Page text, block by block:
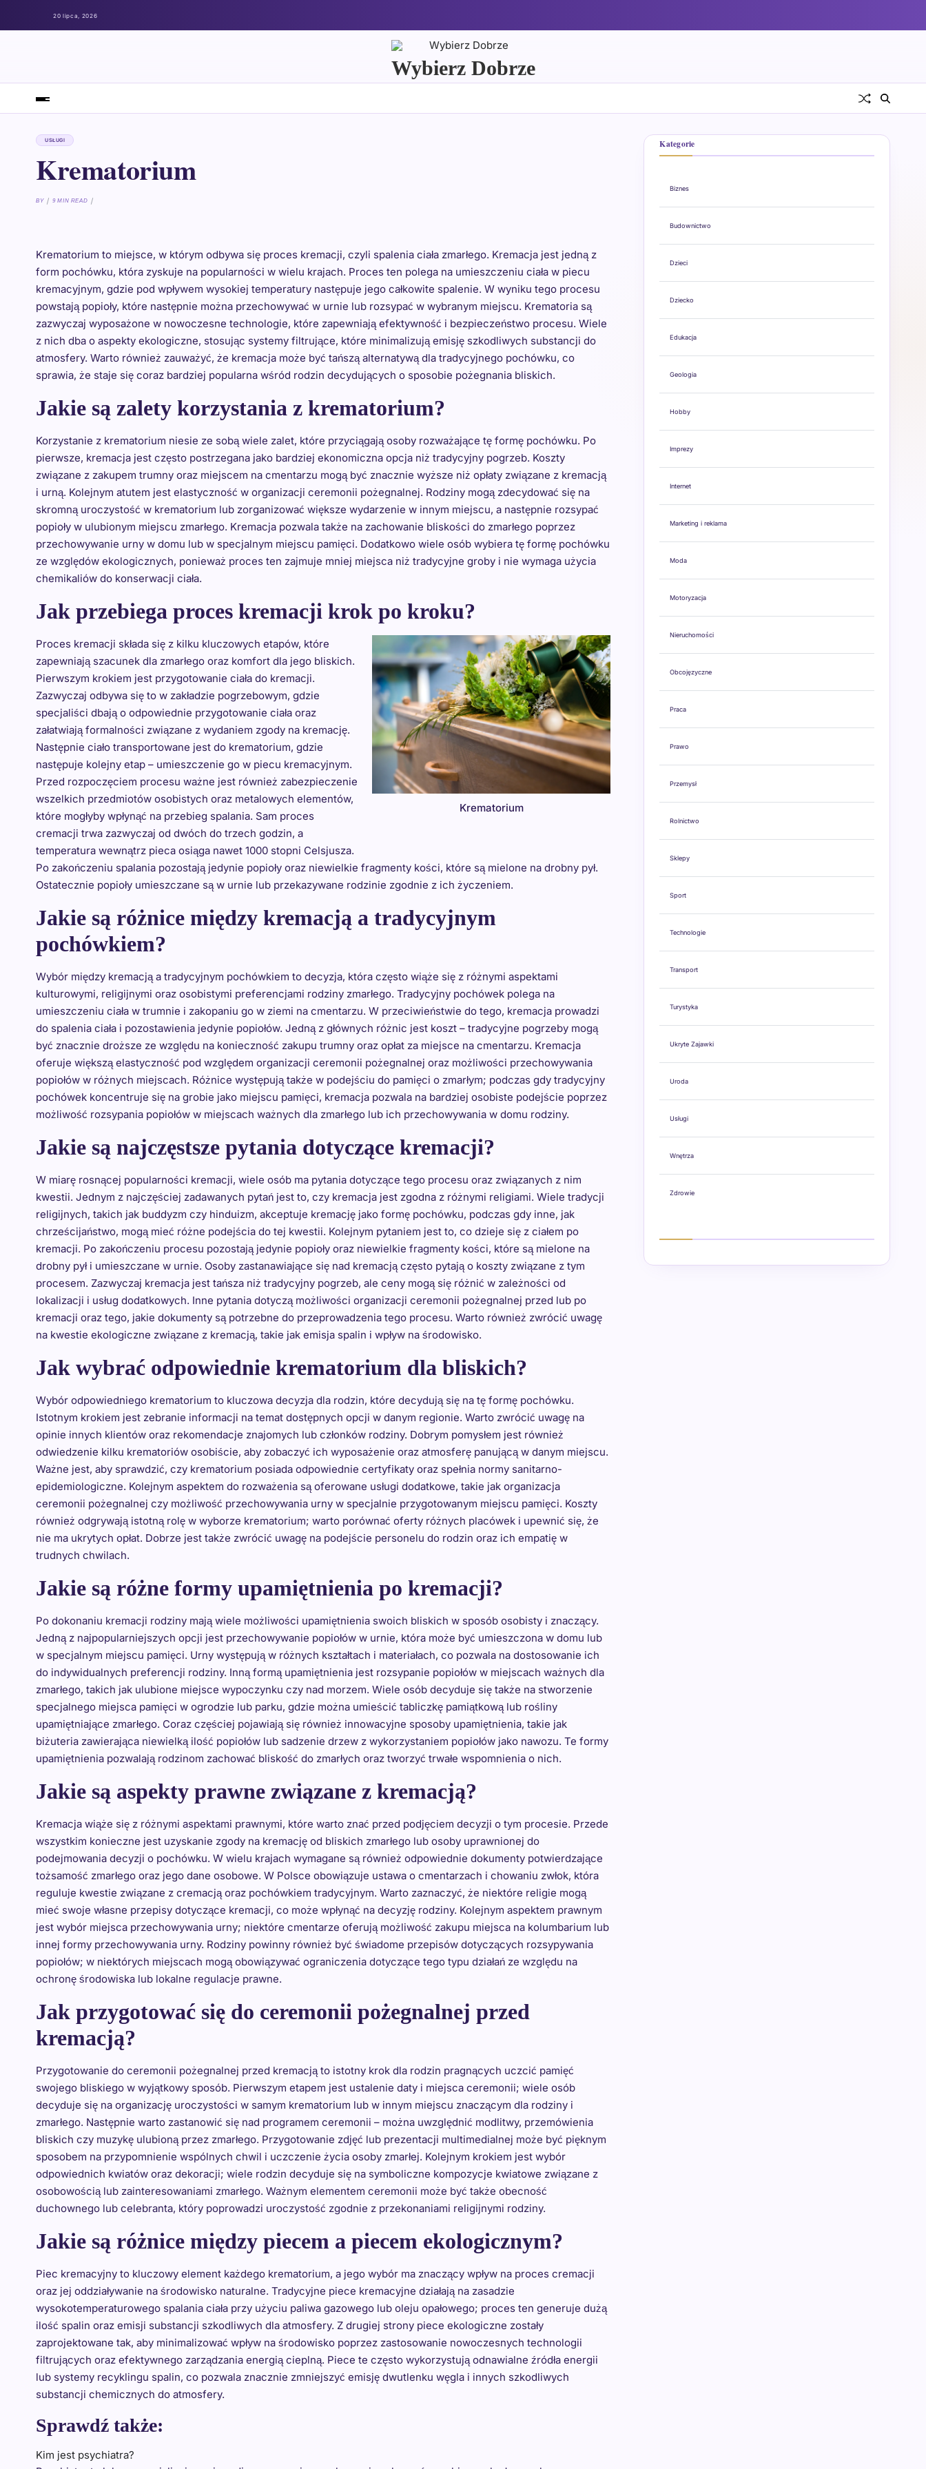
20 lipca, 2026
Wybierz Dobrze
USŁUGI
Krematorium
BY 9 MIN READ
Krematorium to miejsce, w którym odbywa się proces kremacji, czyli spalenia ciała zmarłego. Kremacja jest jedną z
form pochówku, która zyskuje na popularności w wielu krajach. Proces ten polega na umieszczeniu ciała w piecu
kremacyjnym, gdzie pod wpływem wysokiej temperatury następuje jego całkowite spalenie. W wyniku tego procesu
powstają popioły, które następnie można przechowywać w urnie lub rozsypać w wybranym miejscu. Krematoria są
zazwyczaj wyposażone w nowoczesne technologie, które zapewniają efektywność i bezpieczeństwo procesu. Wiele
z nich dba o aspekty ekologiczne, stosując systemy filtrujące, które minimalizują emisję szkodliwych substancji do
atmosfery. Warto również zauważyć, że kremacja może być tańszą alternatywą dla tradycyjnego pochówku, co
sprawia, że staje się coraz bardziej popularna wśród rodzin decydujących o sposobie pożegnania bliskich.
Jakie są zalety korzystania z krematorium?
Korzystanie z krematorium niesie ze sobą wiele zalet, które przyciągają osoby rozważające tę formę pochówku. Po
pierwsze, kremacja jest często postrzegana jako bardziej ekonomiczna opcja niż tradycyjny pogrzeb. Koszty
związane z zakupem trumny oraz miejscem na cmentarzu mogą być znacznie wyższe niż opłaty związane z kremacją
i urną. Kolejnym atutem jest elastyczność w organizacji ceremonii pożegnalnej. Rodziny mogą zdecydować się na
skromną uroczystość w krematorium lub zorganizować większe wydarzenie w innym miejscu, a następnie rozsypać
popioły w ulubionym miejscu zmarłego. Kremacja pozwala także na zachowanie bliskości do zmarłego poprzez
przechowywanie urny w domu lub w specjalnym miejscu pamięci. Dodatkowo wiele osób wybiera tę formę pochówku
ze względów ekologicznych, ponieważ proces ten zajmuje mniej miejsca niż tradycyjne groby i nie wymaga użycia
chemikaliów do konserwacji ciała.
Jak przebiega proces kremacji krok po kroku?
Krematorium
Proces kremacji składa się z kilku kluczowych etapów, które
zapewniają szacunek dla zmarłego oraz komfort dla jego bliskich.
Pierwszym krokiem jest przygotowanie ciała do kremacji.
Zazwyczaj odbywa się to w zakładzie pogrzebowym, gdzie
specjaliści dbają o odpowiednie przygotowanie ciała oraz
załatwiają formalności związane z wydaniem zgody na kremację.
Następnie ciało transportowane jest do krematorium, gdzie
następuje kolejny etap – umieszczenie go w piecu kremacyjnym.
Przed rozpoczęciem procesu ważne jest również zabezpieczenie
wszelkich przedmiotów osobistych oraz metalowych elementów,
które mogłyby wpłynąć na przebieg spalania. Sam proces
cremacji trwa zazwyczaj od dwóch do trzech godzin, a
temperatura wewnątrz pieca osiąga nawet 1000 stopni Celsjusza.
Po zakończeniu spalania pozostają jedynie popioły oraz niewielkie fragmenty kości, które są mielone na drobny pył.
Ostatecznie popioły umieszczane są w urnie lub przekazywane rodzinie zgodnie z ich życzeniem.
Jakie są różnice między kremacją a tradycyjnym
pochówkiem?
Wybór między kremacją a tradycyjnym pochówkiem to decyzja, która często wiąże się z różnymi aspektami
kulturowymi, religijnymi oraz osobistymi preferencjami rodziny zmarłego. Tradycyjny pochówek polega na
umieszczeniu ciała w trumnie i zakopaniu go w ziemi na cmentarzu. W przeciwieństwie do tego, kremacja prowadzi
do spalenia ciała i pozostawienia jedynie popiołów. Jedną z głównych różnic jest koszt – tradycyjne pogrzeby mogą
być znacznie droższe ze względu na konieczność zakupu trumny oraz opłat za miejsce na cmentarzu. Kremacja
oferuje większą elastyczność pod względem organizacji ceremonii pożegnalnej oraz możliwości przechowywania
popiołów w różnych miejscach. Różnice występują także w podejściu do pamięci o zmarłym; podczas gdy tradycyjny
pochówek koncentruje się na grobie jako miejscu pamięci, kremacja pozwala na bardziej osobiste podejście poprzez
możliwość rozsypania popiołów w miejscach ważnych dla zmarłego lub ich przechowywania w domu rodziny.
Jakie są najczęstsze pytania dotyczące kremacji?
W miarę rosnącej popularności kremacji, wiele osób ma pytania dotyczące tego procesu oraz związanych z nim
kwestii. Jednym z najczęściej zadawanych pytań jest to, czy kremacja jest zgodna z różnymi religiami. Wiele tradycji
religijnych, takich jak buddyzm czy hinduizm, akceptuje kremację jako formę pochówku, podczas gdy inne, jak
chrześcijaństwo, mogą mieć różne podejścia do tej kwestii. Kolejnym pytaniem jest to, co dzieje się z ciałem po
kremacji. Po zakończeniu procesu pozostają jedynie popioły oraz niewielkie fragmenty kości, które są mielone na
drobny pył i umieszczane w urnie. Osoby zastanawiające się nad kremacją często pytają o koszty związane z tym
procesem. Zazwyczaj kremacja jest tańsza niż tradycyjny pogrzeb, ale ceny mogą się różnić w zależności od
lokalizacji i usług dodatkowych. Inne pytania dotyczą możliwości organizacji ceremonii pożegnalnej przed lub po
kremacji oraz tego, jakie dokumenty są potrzebne do przeprowadzenia tego procesu. Warto również zwrócić uwagę
na kwestie ekologiczne związane z kremacją, takie jak emisja spalin i wpływ na środowisko.
Jak wybrać odpowiednie krematorium dla bliskich?
Wybór odpowiedniego krematorium to kluczowa decyzja dla rodzin, które decydują się na tę formę pochówku.
Istotnym krokiem jest zebranie informacji na temat dostępnych opcji w danym regionie. Warto zwrócić uwagę na
opinie innych klientów oraz rekomendacje znajomych lub członków rodziny. Dobrym pomysłem jest również
odwiedzenie kilku krematoriów osobiście, aby zobaczyć ich wyposażenie oraz atmosferę panującą w danym miejscu.
Ważne jest, aby sprawdzić, czy krematorium posiada odpowiednie certyfikaty oraz spełnia normy sanitarno-
epidemiologiczne. Kolejnym aspektem do rozważenia są oferowane usługi dodatkowe, takie jak organizacja
ceremonii pożegnalnej czy możliwość przechowywania urny w specjalnie przygotowanym miejscu pamięci. Koszty
również odgrywają istotną rolę w wyborze krematorium; warto porównać oferty różnych placówek i upewnić się, że
nie ma ukrytych opłat. Dobrze jest także zwrócić uwagę na podejście personelu do rodzin oraz ich empatię w
trudnych chwilach.
Jakie są różne formy upamiętnienia po kremacji?
Po dokonaniu kremacji rodziny mają wiele możliwości upamiętnienia swoich bliskich w sposób osobisty i znaczący.
Jedną z najpopularniejszych opcji jest przechowywanie popiołów w urnie, która może być umieszczona w domu lub
w specjalnym miejscu pamięci. Urny występują w różnych kształtach i materiałach, co pozwala na dostosowanie ich
do indywidualnych preferencji rodziny. Inną formą upamiętnienia jest rozsypanie popiołów w miejscach ważnych dla
zmarłego, takich jak ulubione miejsce wypoczynku czy nad morzem. Wiele osób decyduje się także na stworzenie
specjalnego miejsca pamięci w ogrodzie lub parku, gdzie można umieścić tabliczkę pamiątkową lub rośliny
upamiętniające zmarłego. Coraz częściej pojawiają się również innowacyjne sposoby upamiętnienia, takie jak
biżuteria zawierająca niewielką ilość popiołów lub sadzenie drzew z wykorzystaniem popiołów jako nawozu. Te formy
upamiętnienia pozwalają rodzinom zachować bliskość do zmarłych oraz tworzyć trwałe wspomnienia o nich.
Jakie są aspekty prawne związane z kremacją?
Kremacja wiąże się z różnymi aspektami prawnymi, które warto znać przed podjęciem decyzji o tym procesie. Przede
wszystkim konieczne jest uzyskanie zgody na kremację od bliskich zmarłego lub osoby uprawnionej do
podejmowania decyzji o pochówku. W wielu krajach wymagane są również odpowiednie dokumenty potwierdzające
tożsamość zmarłego oraz jego dane osobowe. W Polsce obowiązuje ustawa o cmentarzach i chowaniu zwłok, która
reguluje kwestie związane z cremacją oraz pochówkiem tradycyjnym. Warto zaznaczyć, że niektóre religie mogą
mieć swoje własne przepisy dotyczące kremacji, co może wpłynąć na decyzję rodziny. Kolejnym aspektem prawnym
jest wybór miejsca przechowywania urny; niektóre cmentarze oferują możliwość zakupu miejsca na kolumbarium lub
innej formy przechowywania urny. Rodziny powinny również być świadome przepisów dotyczących rozsypywania
popiołów; w niektórych miejscach mogą obowiązywać ograniczenia dotyczące tego typu działań ze względu na
ochronę środowiska lub lokalne regulacje prawne.
Jak przygotować się do ceremonii pożegnalnej przed
kremacją?
Przygotowanie do ceremonii pożegnalnej przed kremacją to istotny krok dla rodzin pragnących uczcić pamięć
swojego bliskiego w wyjątkowy sposób. Pierwszym etapem jest ustalenie daty i miejsca ceremonii; wiele osób
decyduje się na organizację uroczystości w samym krematorium lub w innym miejscu znaczącym dla rodziny i
zmarłego. Następnie warto zastanowić się nad programem ceremonii – można uwzględnić modlitwy, przemówienia
bliskich czy muzykę ulubioną przez zmarłego. Przygotowanie zdjęć lub prezentacji multimedialnej może być pięknym
sposobem na przypomnienie wspólnych chwil i uczczenie życia osoby zmarłej. Kolejnym krokiem jest wybór
odpowiednich kwiatów oraz dekoracji; wiele rodzin decyduje się na symboliczne kompozycje kwiatowe związane z
osobowością lub zainteresowaniami zmarłego. Ważnym elementem ceremonii może być także obecność
duchownego lub celebranta, który poprowadzi uroczystość zgodnie z przekonaniami religijnymi rodziny.
Jakie są różnice między piecem a piecem ekologicznym?
Piec kremacyjny to kluczowy element każdego krematorium, a jego wybór ma znaczący wpływ na proces cremacji
oraz jej oddziaływanie na środowisko naturalne. Tradycyjne piece kremacyjne działają na zasadzie
wysokotemperaturowego spalania ciała przy użyciu paliwa gazowego lub oleju opałowego; proces ten generuje dużą
ilość spalin oraz emisji substancji szkodliwych dla atmosfery. Z drugiej strony piece ekologiczne zostały
zaprojektowane tak, aby minimalizować wpływ na środowisko poprzez zastosowanie nowoczesnych technologii
filtrujących oraz efektywnego zarządzania energią cieplną. Piece te często wykorzystują odnawialne źródła energii
lub systemy recyklingu spalin, co pozwala znacznie zmniejszyć emisję dwutlenku węgla i innych szkodliwych
substancji chemicznych do atmosfery.
Sprawdź także:
Kim jest psychiatra?
Kategorie
Biznes
Budownictwo
Dzieci
Dziecko
Edukacja
Geologia
Hobby
Imprezy
Internet
Marketing i reklama
Moda
Motoryzacja
Nieruchomości
Obcojęzyczne
Praca
Prawo
Przemysł
Rolnictwo
Sklepy
Sport
Technologie
Transport
Turystyka
Ukryte Zajawki
Uroda
Usługi
Wnętrza
Zdrowie